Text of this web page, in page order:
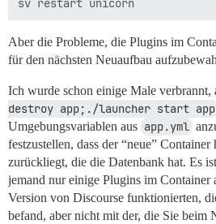
Aber die Probleme, die Plugins im
für den nächsten Neuaufbau
Ich wurde schon einige Male verbrannt,
destroy app;./launcher start app
Umgebungsvariablen aus app.yml
festzustellen, dass der “neue”
zurückliegt, die die Datenbank hat. Es
jemand nur einige Plugins im Container
Version von Discourse funktionierten,
befand, aber nicht mit der, die Sie beim